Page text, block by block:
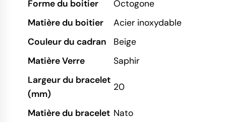
Forme du boitier
Octogone
Matière du boitier
Acier inoxydable
Couleur du cadran
Beige
Matière Verre
Saphir
Largeur du bracelet
(mm)
20
Matière du bracelet Nato